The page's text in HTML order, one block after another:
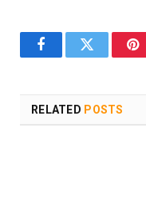
FacebookTwitter
RELATED POSTS